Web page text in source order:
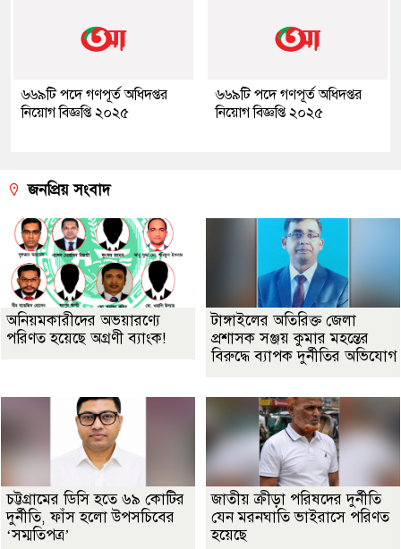
৬৬৯টি পদে গণপূর্ত অধিদপ্তর
নিয়োগ বিজ্ঞপ্তি ২০২৫
৬৬৯টি পদে গণপূর্ত অধিদপ্তর
নিয়োগ বিজ্ঞপ্তি ২০২৫
জনপ্রিয় সংবাদ
অনিয়মকারীদের অভয়ারণ্যে
পরিণত হয়েছে অগ্রণী ব্যাংক!
টাঙ্গাইলের অতিরিক্ত জেলা
প্রশাসক সঞ্জয় কুমার মহন্তের
বিরুদ্ধে ব্যাপক দুর্নীতির অভিযোগ
চট্টগ্রামের ডিসি হতে ৬৯ কোটির
দুর্নীতি, ফাঁস হলো উপসচিবের
‘সম্মতিপত্র’
জাতীয় ক্রীড়া পরিষদের দুর্নীতি
যেন মরনঘাতি ভাইরাসে পরিণত
হয়েছে